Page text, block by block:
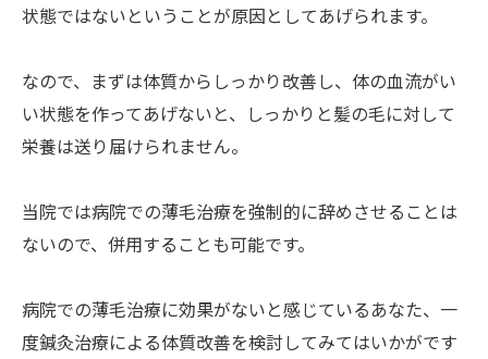
状態ではないということが原因としてあげられます。
なので、まずは体質からしっかり改善し、体の血流がい
い状態を作ってあげないと、しっかりと髪の毛に対して
栄養は送り届けられません。
当院では病院での薄毛治療を強制的に辞めさせることは
ないので、併用することも可能です。
病院での薄毛治療に効果がないと感じているあなた、一
度鍼灸治療による体質改善を検討してみてはいかがです